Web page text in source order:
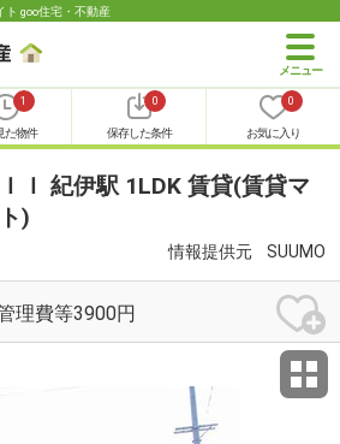
ト goo住宅・不動産
1
た物件
0
保存した条件
0
お気に入り
Ｉ 紀伊駅 1LDK 賃貸(賃貸マ
)
情報提供元 SUUMO
理費等3900円